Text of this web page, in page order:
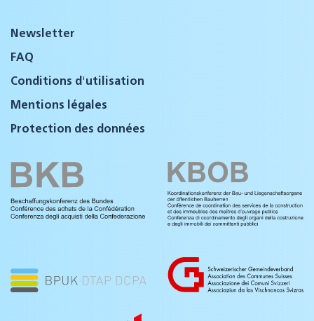
Newsletter
FAQ
Conditions d'utilisation
Mentions légales
Protection des données